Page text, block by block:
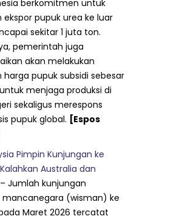
berkomitmen untuk
ekspor pupuk urea ke luar
sekitar 1 juta ton.
pemerintah juga
akan melakukan
harga pupuk subsidi sebesar
menjaga produksi di
sekaligus merespons
pupuk global. [Espos
Pimpin Kunjungan ke
Australia dan
– Jumlah kunjungan
mancanegara (wisman) ke
Maret 2026 tercatat